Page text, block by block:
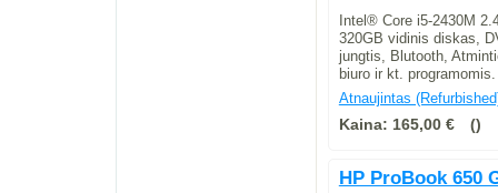
Intel® Core i5-2430M
320GB vidinis diskas,
jungtis, Blutooth,
biuro ir kt. programomis.
Atnaujintas
Kaina: 165,00 €
HP ProBook 650